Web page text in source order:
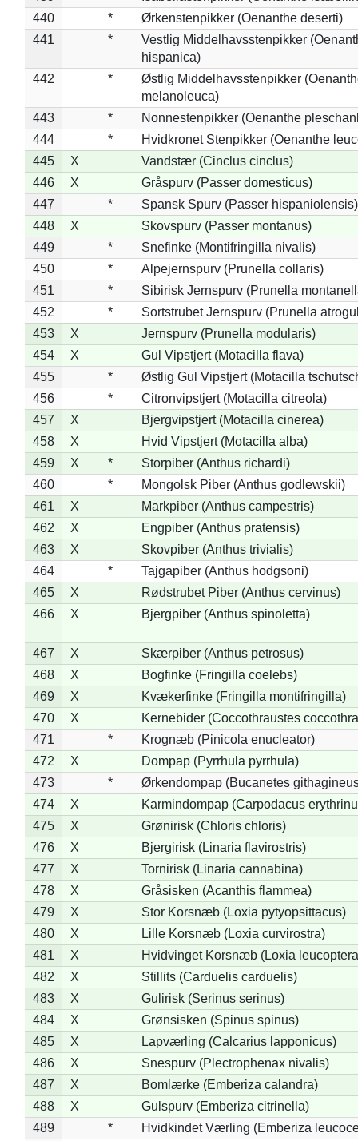
440
*
Ørkenstenpikker (Oenanthe deserti)
441
*
Vestlig Middelhavsstenpikker
hispanica)
442
*
Østlig Middelhavsstenpikker
melanoleuca)
443
*
Nonnestenpikker (Oenanthe
444
*
Hvidkronet Stenpikker (Oenanthe
445
X
Vandstær (Cinclus cinclus)
446
X
Gråspurv (Passer domesticus)
447
*
Spansk Spurv (Passer hispaniolensis)
448
X
Skovspurv (Passer montanus)
449
*
Snefinke (Montifringilla nivalis)
450
*
Alpejernspurv (Prunella collaris)
451
*
Sibirisk Jernspurv (Prunella
452
*
Sortstrubet Jernspurv (Prunella
453
X
Jernspurv (Prunella modularis)
454
X
Gul Vipstjert (Motacilla flava)
455
*
Østlig Gul Vipstjert (Motacilla
456
*
Citronvipstjert (Motacilla citreola)
457
X
Bjergvipstjert (Motacilla cinerea)
458
X
Hvid Vipstjert (Motacilla alba)
459
X *
Storpiber (Anthus richardi)
460
*
Mongolsk Piber (Anthus godlewskii)
461
X
Markpiber (Anthus campestris)
462
X
Engpiber (Anthus pratensis)
463
X
Skovpiber (Anthus trivialis)
464
*
Tajgapiber (Anthus hodgsoni)
465
X
Rødstrubet Piber (Anthus cervinus)
466
X Bjergpiber (Anthus spinoletta)
467 X
Skærpiber (Anthus petrosus)
468
X
Bogfinke (Fringilla coelebs)
469
X
Kvækerfinke (Fringilla montifringilla)
470
X
Kernebider (Coccothraustes
471
*
Krognæb (Pinicola enucleator)
472
X
Dompap (Pyrrhula pyrrhula)
473
*
Ørkendompap (Bucanetes
474
X
Karmindompap (Carpodacus
475
X
Grønirisk (Chloris chloris)
476
X
Bjergirisk (Linaria flavirostris)
477
X
Tornirisk (Linaria cannabina)
478
X
Gråsisken (Acanthis flammea)
479
X
Stor Korsnæb (Loxia pytyopsittacus)
480
X
Lille Korsnæb (Loxia curvirostra)
481
X
Hvidvinget Korsnæb (Loxia
482
X
Stillits (Carduelis carduelis)
483
X
Gulirisk (Serinus serinus)
484
X
Grønsisken (Spinus spinus)
485
X
Lapværling (Calcarius lapponicus)
486
X
Snespurv (Plectrophenax nivalis)
487
X
Bomlærke (Emberiza calandra)
488
X
Gulspurv (Emberiza citrinella)
489
* Hvidkindet Værling (Emberiza